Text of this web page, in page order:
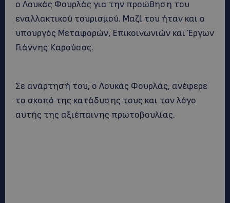
ο Λουκάς Φουρλάς για την προώθηση του
εναλλακτικού τουρισμού. Μαζί του ήταν και ο
υπουργός Μεταφορών, Επικοινωνιών και Έργων
Γιάννης Καρούσος.
Σε ανάρτησή του, ο Λουκάς Φουρλάς, ανέφερε
το σκοπό της κατάδυσης τους και τον λόγο
αυτής της αξιέπαινης πρωτοβουλίας.